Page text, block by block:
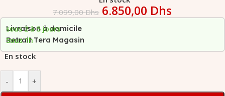
7.099,00Dhs 6.850,00 Dhs
Livraison à domicile
sous 2 à 5 jours
Retrait Tera Magasin
Sous 1h
En stock
- +